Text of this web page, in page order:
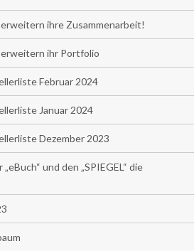
ihre Zusammenarbeit!
ihr Portfolio
Februar 2024
Januar 2024
Dezember 2023
und den „SPIEGEL“ die